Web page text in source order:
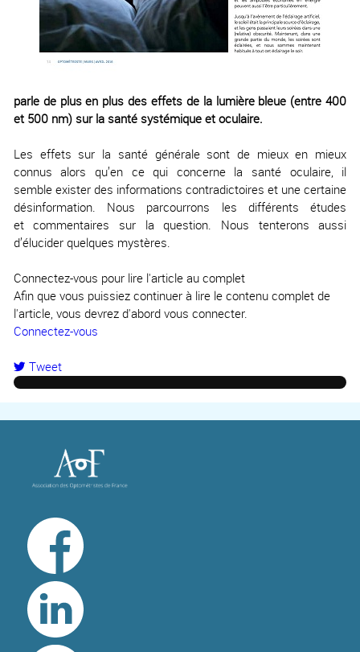
parle de plus en plus des effets de la lumière bleue (entre 400
et 500 nm) sur la santé systémique et oculaire.
Les effets sur la santé générale sont de mieux en mieux
connus alors qu’en ce qui concerne la santé oculaire, il
semble exister des informations contradictoires et une certaine
désinformation. Nous parcourrons les différents études
et commentaires sur la question. Nous tenterons aussi
d’élucider quelques mystères.
Connectez-vous pour lire l'article au complet
Afin que vous puissiez continuer à lire le contenu complet de
l'article, vous devrez d'abord vous connecter.
Connectez-vous
Tweet
pinterest